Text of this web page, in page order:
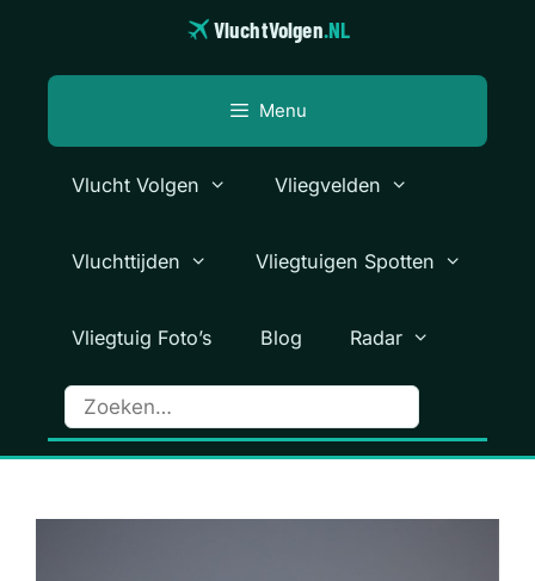
VluchtVolgen.NL
Menu
Vlucht Volgen Vliegvelden
Vluchttijden Vliegtuigen Spotten
Vliegtuig Foto’s Blog Radar